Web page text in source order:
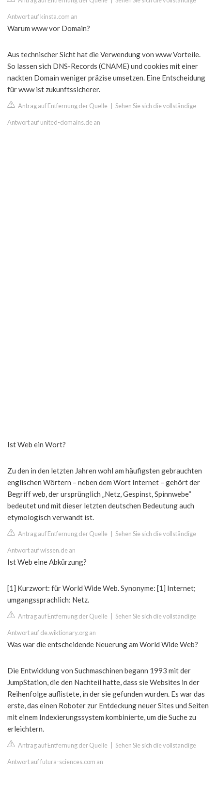
Antwort auf kinsta.com an
Warum www vor Domain?
Aus technischer Sicht hat die Verwendung von www Vorteile.
So lassen sich DNS-Records (CNAME) und cookies mit einer
nackten Domain weniger präzise umsetzen. Eine Entscheidung
für www ist zukunftssicherer.
Antrag auf Entfernung der Quelle Sehen Sie sich die vollständige
Antwort auf united-domains.de an
Ist Web ein Wort?
Zu den in den letzten Jahren wohl am häufigsten gebrauchten
englischen Wörtern – neben dem Wort Internet – gehört der
Begriff web, der ursprünglich „Netz, Gespinst, Spinnwebe“
bedeutet und mit dieser letzten deutschen Bedeutung auch
etymologisch verwandt ist.
Antrag auf Entfernung der Quelle Sehen Sie sich die vollständige
Antwort auf wissen.de an
Ist Web eine Abkürzung?
[1] Kurzwort: für World Wide Web. Synonyme: [1] Internet;
umgangssprachlich: Netz.
Antrag auf Entfernung der Quelle Sehen Sie sich die vollständige
Antwort auf de.wiktionary.org an
Was war die entscheidende Neuerung am World Wide Web?
Die Entwicklung von Suchmaschinen begann 1993 mit der
JumpStation, die den Nachteil hatte, dass sie Websites in der
Reihenfolge auflistete, in der sie gefunden wurden. Es war das
erste, das einen Roboter zur Entdeckung neuer Sites und Seiten
mit einem Indexierungssystem kombinierte, um die Suche zu
erleichtern.
Antrag auf Entfernung der Quelle Sehen Sie sich die vollständige
Antwort auf futura-sciences.com an